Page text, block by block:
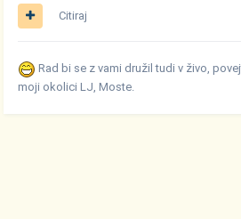
Citiraj
Rad bi se z vami družil tudi v živo,
moji okolici LJ, Moste.